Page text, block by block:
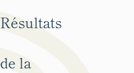
Résultats
de la